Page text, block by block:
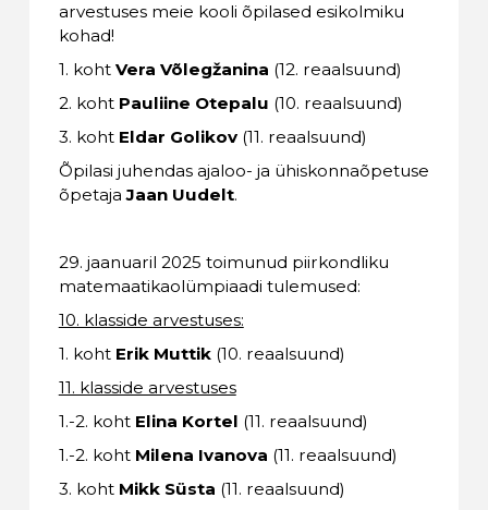
arvestuses meie kooli õpilased esikolmiku
kohad!
1. koht Vera Võlegžanina (12. reaalsuund)
2. koht Pauliine Otepalu (10. reaalsuund)
3. koht Eldar Golikov(11. reaalsuund)
Õpilasi juhendas ajaloo- ja ühiskonnaõpetuse
õpetajaJaan Uudelt.
29. jaanuaril 2025 toimunud piirkondliku
matemaatikaolümpiaadi tulemused:
10. klasside arvestuses:
1. koht Erik Muttik(10. reaalsuund)
11. klasside arvestuses
1.-2. koht Elina Kortel (11. reaalsuund)
1.-2. koht Milena Ivanova (11. reaalsuund)
3. koht Mikk Süsta (11. reaalsuund)